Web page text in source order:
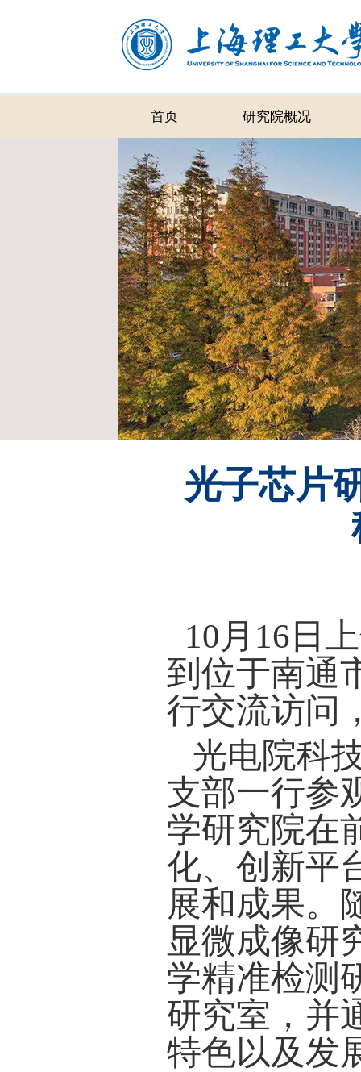
首页 研究院概况
光子芯片
10 月 16 日
到位于南通
行交流访问
光电院科
支部一行参
学研究院在
化、创新平
展和成果。
显微成像研
学精准检测
研究室，并
特色以及发